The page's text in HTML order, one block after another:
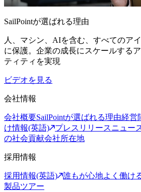
SailPointが選ばれる理由
人、マシン、AIを含む、すべてのア
に保護。企業の成長にスケールする
ティティを実現
ビデオを見る
会社情報
会社概要SailPointが選ばれる理由経営
け情報(英語)
プレスリリースニュー
の社会貢献会社所在地
採用情報
採用情報(英語)
誰もが心地よく働け
製品ツアー